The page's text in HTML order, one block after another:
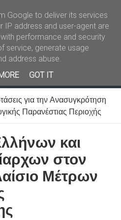
Kral News
για την Ανασυγκρότηση
Παρανέστιας Περιοχής
και
στον
Μέτρων
Google to deliver its services
IP address and user-agent are
performance and security
service, generate usage
address abuse.
GOT IT